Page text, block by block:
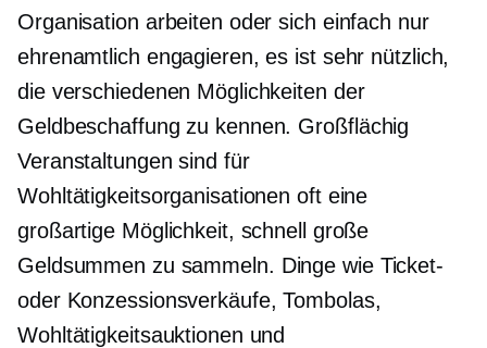
Organisation arbeiten oder sich einfach nur
ehrenamtlich engagieren, es ist sehr nützlich,
die verschiedenen Möglichkeiten der
Geldbeschaffung zu kennen. Großflächig
Veranstaltungen sind für
Wohltätigkeitsorganisationen oft eine
großartige Möglichkeit, schnell große
Geldsummen zu sammeln. Dinge wie Ticket-
oder Konzessionsverkäufe, Tombolas,
Wohltätigkeitsauktionen und